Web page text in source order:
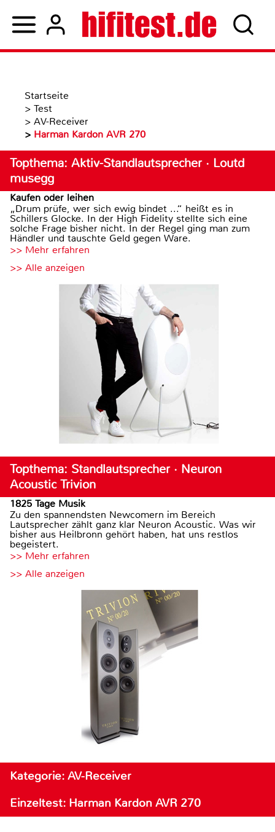
Startseite
> Test
> AV-Receiver
> Harman Kardon AVR 270
Topthema: Aktiv-Standlautsprecher · Loutd
musegg
Kaufen oder leihen
„Drum prüfe, wer sich ewig bindet ...“ heißt es in
Schillers Glocke. In der High Fidelity stellte sich eine
solche Frage bisher nicht. In der Regel ging man zum
Händler und tauschte Geld gegen Ware.
>> Mehr erfahren
>> Alle anzeigen
Topthema: Standlautsprecher · Neuron
Acoustic Trivion
1825 Tage Musik
Zu den spannendsten Newcomern im Bereich
Lautsprecher zählt ganz klar Neuron Acoustic. Was wir
bisher aus Heilbronn gehört haben, hat uns restlos
begeistert.
>> Mehr erfahren
>> Alle anzeigen
Kategorie: AV-Receiver
Einzeltest: Harman Kardon AVR 270